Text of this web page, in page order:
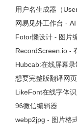
用户名生成器（
网易见外工作台 -
Fotor懒设计 - 图片
RecordScreen.io -
Hubcab:在线屏幕
想要完整版翻译网
LikeFont在线字体
96微信编辑器
webp2jpg - 图片格